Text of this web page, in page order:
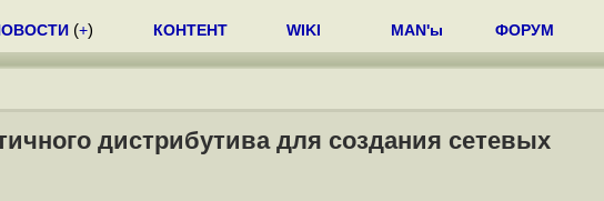
(+) КОНТЕНТ WIKI MAN'ы ФОРУМ
дистрибутива для создания сетевых